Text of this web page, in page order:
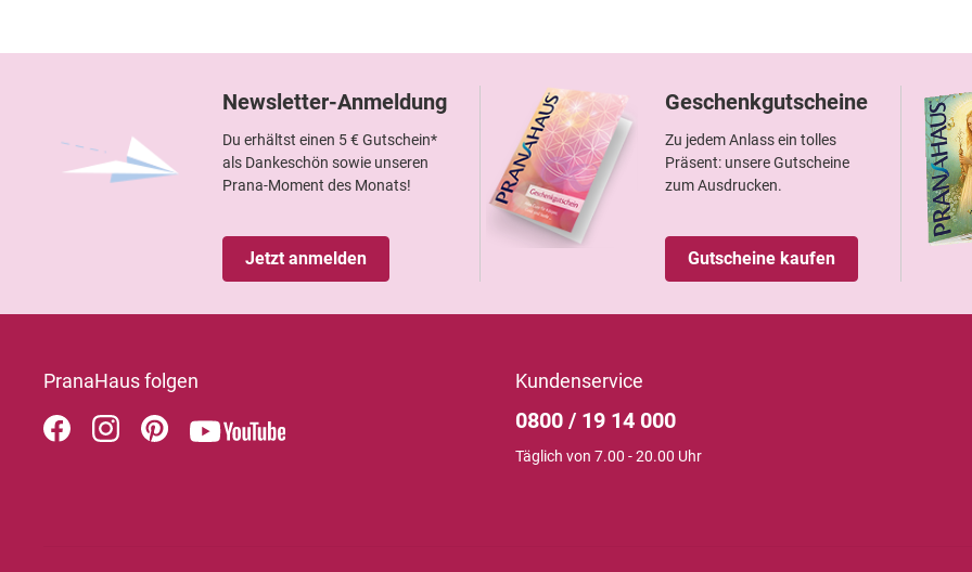
Newsletter-Anmeldung
Du erhältst einen 5 € Gutschein*
als Dankeschön sowie unseren
Prana-Moment des Monats!
Jetzt anmelden
Geschenkgutscheine
Zu jedem Anlass ein tolles
Präsent: unsere Gutscheine
zum Ausdrucken.
Gutscheine kaufen
PranaHaus folgen Kundenservice
0800 / 19 14 000
Täglich von 7.00 - 20.00 Uhr